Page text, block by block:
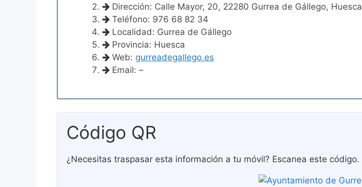
Dirección: Calle Mayor, 20, 22280 Gurrea de Gállego, Huesca
Teléfono: 976 68 82 34
Localidad: Gurrea de Gállego
Provincia: Huesca
Web: gurreadegallego.es
Email: –
Código QR
¿Necesitas traspasar esta información a tu móvil? Escanea este código.